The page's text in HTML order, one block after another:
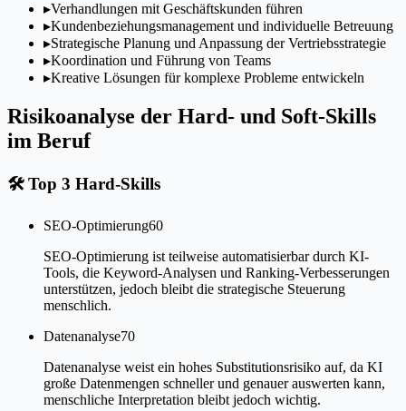
▸Verhandlungen mit Geschäftskunden führen
▸Kundenbeziehungsmanagement und individuelle Betreuung
▸Strategische Planung und Anpassung der Vertriebsstrategie
▸Koordination und Führung von Teams
▸Kreative Lösungen für komplexe Probleme entwickeln
Risikoanalyse der Hard- und Soft-Skills
im Beruf
🛠Top 3 Hard-Skills
SEO-Optimierung60
SEO-Optimierung ist teilweise automatisierbar durch KI-
Tools, die Keyword-Analysen und Ranking-Verbesserungen
unterstützen, jedoch bleibt die strategische Steuerung
menschlich.
Datenanalyse70
Datenanalyse weist ein hohes Substitutionsrisiko auf, da KI
große Datenmengen schneller und genauer auswerten kann,
menschliche Interpretation bleibt jedoch wichtig.